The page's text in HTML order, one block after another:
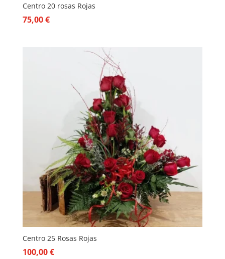
Centro 20 rosas Rojas
75,00€
Centro 25 Rosas Rojas
100,00€